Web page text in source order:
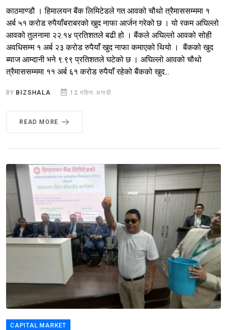
काठमाण्डौ । हिमालयन बैंक लिमिटेडले गत आवको चौथो त्रैमाससम्ममा १
अर्ब ५१ करोड रुपैयाँबराबरको खुद नाफा आर्जन गरेको छ । यो रकम अघिल्लो
आवको तुलनामा २२.१४ प्रतिशतले बढी हो । बैंकले अघिल्लो आवको सोही
अवधिसम्म १ अर्ब २३ करोड रुपैयाँ खुद नाफा कमाएको थियो । बैंकको खुद
ब्याज आम्दानी भने ९.९९ प्रतिशतले घटेको छ । अघिल्लो आवको चौथो
त्रैमाससम्ममा ११ अर्ब ६१ करोड रुपैयाँ रहेको बैंकको खुद...
BY BIZSHALA 12 महिना अगाडी
READ MORE
CAPITAL MARKET